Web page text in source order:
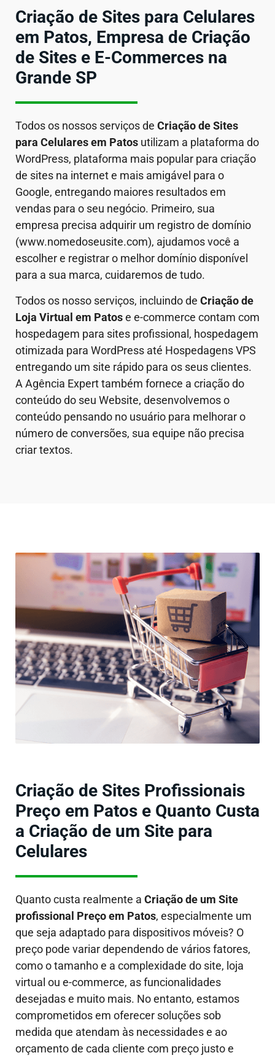
Criação de Sites para Celulares
em Patos, Empresa de Criação
de Sites e E-Commerces na
Grande SP
Todos os nossos serviços de Criação de Sites
para Celulares em Patos utilizam a plataforma do
WordPress, plataforma mais popular para criação
de sites na internet e mais amigável para o
Google, entregando maiores resultados em
vendas para o seu negócio. Primeiro, sua
empresa precisa adquirir um registro de domínio
(www.nomedoseusite.com), ajudamos você a
escolher e registrar o melhor domínio disponível
para a sua marca, cuidaremos de tudo.
Todos os nosso serviços, incluindo de Criação de
Loja Virtual em Patose e-commerce contam com
hospedagem para sites profissional, hospedagem
otimizada para WordPress até Hospedagens VPS
entregando um site rápido para os seus clientes.
A Agência Expert também fornece a criação do
conteúdo do seu Website, desenvolvemos o
conteúdo pensando no usuário para melhorar o
número de conversões, sua equipe não precisa
criar textos.
Criação de Sites Profissionais
Preço em Patos e Quanto Custa
a Criação de um Site para
Celulares
Quanto custa realmente a Criação de um Site
profissional Preço em Patos, especialmente um
que seja adaptado para dispositivos móveis? O
preço pode variar dependendo de vários fatores,
como o tamanho e a complexidade do site, loja
virtual ou e-commerce, as funcionalidades
desejadas e muito mais. No entanto, estamos
comprometidos em oferecer soluções sob
medida que atendam às necessidades e ao
orçamento de cada cliente com preço justo e